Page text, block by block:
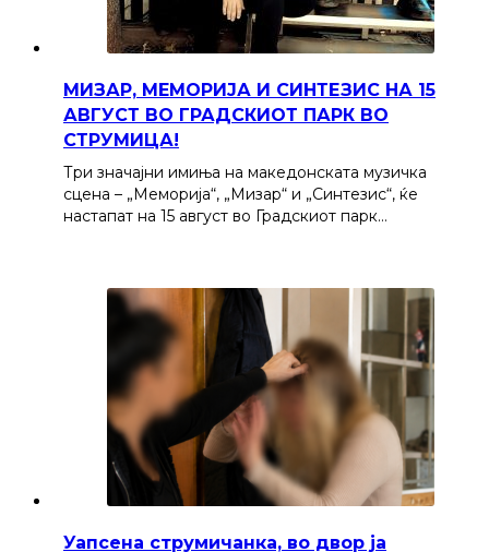
МИЗАР, МЕМОРИЈА И СИНТЕЗИС НА 15
АВГУСТ ВО ГРАДСКИОТ ПАРК ВО
СТРУМИЦА!
Три значајни имиња на македонската музичка
сцена – „Меморија“, „Мизар“ и „Синтезис“, ќе
настапат на 15 август во Градскиот парк…
Уапсена струмичанка, во двор ја